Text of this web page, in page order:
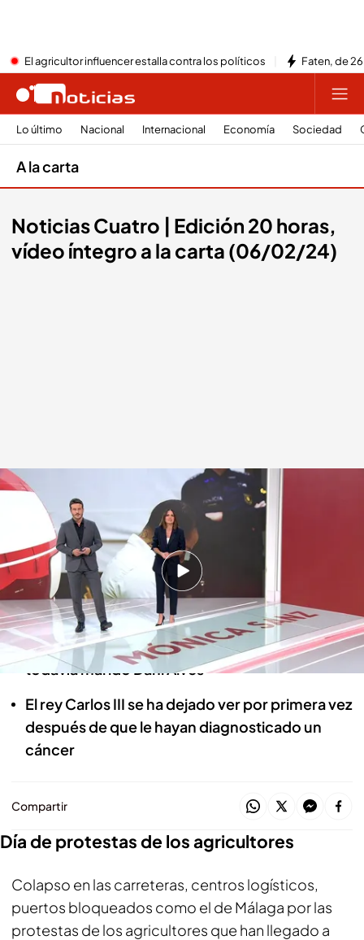
El agricultor influencer estalla contra los políticos Faten, de
Lo último Nacional Internacional Economía Sociedad
A la carta
Noticias Cuatro | Edición 20 horas,
vídeo íntegro a la carta (06/02/24)
Las noticias, de la mano de Diego Losada y Mónica Sanz
Redacción digital Noticias Cuatro
06 FEB 2024 - 21:45h.
Los agricultores colapsan las carreteras
españolas para hacerse oír
Joana Sanz declara en el juicio contra su
todavía marido Dani Alves
El rey Carlos III se ha dejado ver por primera vez
después de que le hayan diagnosticado un
cáncer
Compartir
Día de protestas de los agricultores
Colapso en las carreteras, centros logísticos,
puertos bloqueados como el de Málaga por las
protestas de los agricultores que han llegado a